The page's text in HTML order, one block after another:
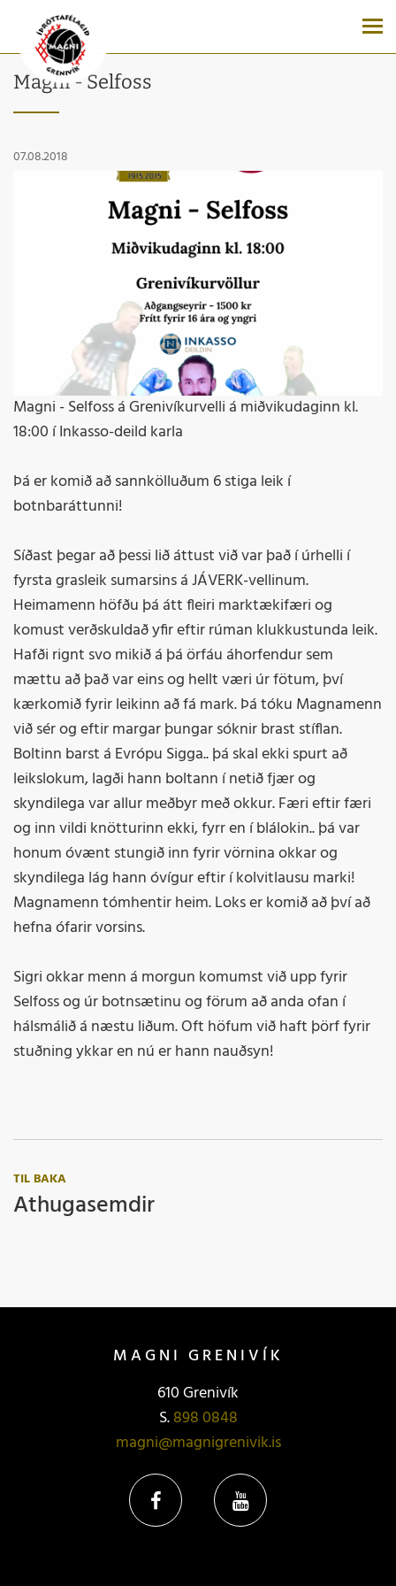
Magni - Selfoss
07.08.2018
Magni - Selfoss á Grenivíkurvelli á miðvikudaginn kl.
18:00 í Inkasso-deild karla
Þá er komið að sannkölluðum 6 stiga leik í
botnbaráttunni!
Síðast þegar að þessi lið áttust við var það í úrhelli í
fyrsta grasleik sumarsins á JÁVERK-vellinum.
Heimamenn höfðu þá átt fleiri marktækifæri og
komust verðskuldað yfir eftir rúman klukkustunda leik.
Hafði rignt svo mikið á þá örfáu áhorfendur sem
mættu að það var eins og hellt væri úr fötum, því
kærkomið fyrir leikinn að fá mark. Þá tóku Magnamenn
við sér og eftir margar þungar sóknir brast stíflan.
Boltinn barst á Evrópu Sigga.. þá skal ekki spurt að
leikslokum, lagði hann boltann í netið fjær og
skyndilega var allur meðbyr með okkur. Færi eftir færi
og inn vildi knötturinn ekki, fyrr en í blálokin.. þá var
honum óvænt stungið inn fyrir vörnina okkar og
skyndilega lág hann óvígur eftir í kolvitlausu marki!
Magnamenn tómhentir heim. Loks er komið að því að
hefna ófarir vorsins.
Sigri okkar menn á morgun komumst við upp fyrir
Selfoss og úr botnsætinu og förum að anda ofan í
hálsmálið á næstu liðum. Oft höfum við haft þörf fyrir
stuðning ykkar en nú er hann nauðsyn!
TIL BAKA
Athugasemdir
MAGNI GRENIVÍK
610 Grenivík
S.898 0848
magni@magnigrenivik.is